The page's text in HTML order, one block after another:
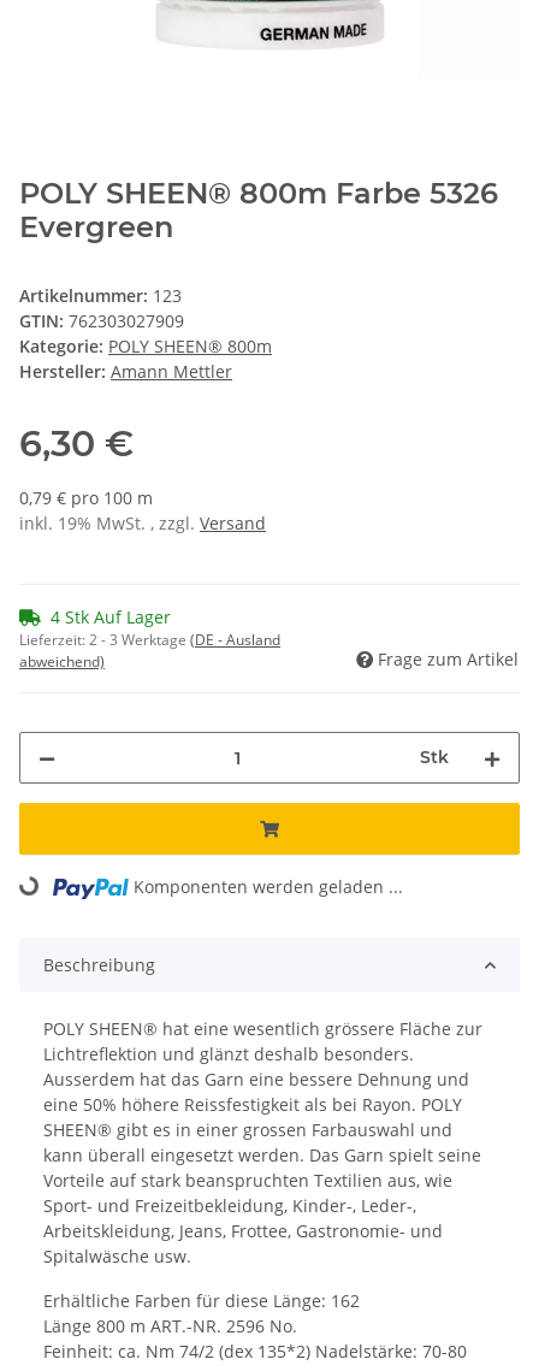
POLY SHEEN® 800m Farbe 5326
Evergreen
Artikelnummer: 123
GTIN: 762303027909
Kategorie: POLY SHEEN® 800m
Hersteller: Amann Mettler
6,30 €
0,79 € pro 100 m
inkl. 19% MwSt. , zzgl. Versand
4 Stk Auf Lager
Lieferzeit:2 - 3 Werktage (DE - Ausland
abweichend)
Frage zum Artikel
Stk
Loading... Komponenten werden geladen ...
Beschreibung
POLY SHEEN® hat eine wesentlich grössere Fläche zur
Lichtreflektion und glänzt deshalb besonders.
Ausserdem hat das Garn eine bessere Dehnung und
eine 50% höhere Reissfestigkeit als bei Rayon. POLY
SHEEN® gibt es in einer grossen Farbauswahl und
kann überall eingesetzt werden. Das Garn spielt seine
Vorteile auf stark beanspruchten Textilien aus, wie
Sport- und Freizeitbekleidung, Kinder-, Leder-,
Arbeitskleidung, Jeans, Frottee, Gastronomie- und
Spitalwäsche usw.
Erhältliche Farben für diese Länge: 162
Länge 800 m ART.-NR. 2596 No.
Feinheit: ca. Nm 74/2 (dex 135*2) Nadelstärke: 70-80